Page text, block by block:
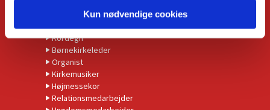
Kun nødvendige cookies
Kirkens præster
Administrationschef
Kordegn
Børnekirkeleder
Organist
Kirkemusiker
Højmessekor
Relationsmedarbejder